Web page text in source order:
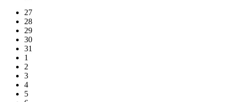
27
28
29
30
31
1
2
3
4
5